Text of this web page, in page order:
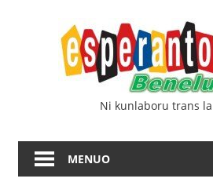
Ni kunlaboru trans
MENUO